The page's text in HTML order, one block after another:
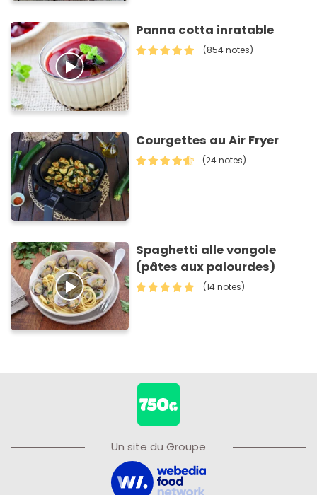
Panna cotta inratable
(854 notes)
Courgettes au Air Fryer
(24 notes)
Spaghetti alle vongole
(pâtes aux palourdes)
(14 notes)
Un site du Groupe